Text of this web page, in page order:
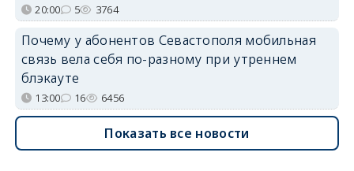
20:00 5 3764
Почему у абонентов Севастополя мобильная
связь вела себя по-разному при утреннем
блэкауте
13:00 16 6456
Показать все новости